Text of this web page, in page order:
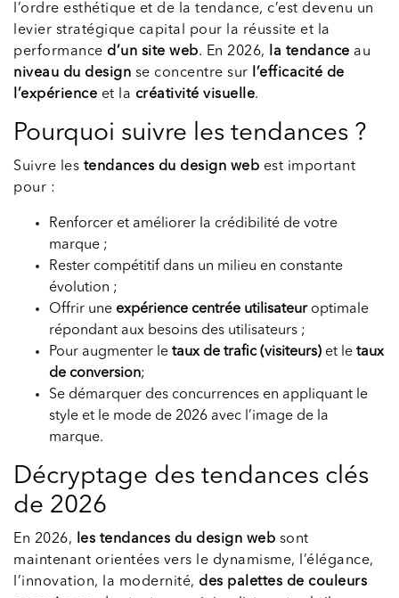
l’ordre esthétique et de la tendance, c’est devenu un
levier stratégique capital pour la réussite et la
performance d’un site web. En 2026, la tendance au
niveau du design se concentre sur
l’efficacité de
l’expérience et la créativité visuelle.
Pourquoi suivre les tendances ?
Suivre les tendances du design web est important
pour :
Renforcer et améliorer la crédibilité de votre
marque ;
Rester compétitif dans un milieu en constante
évolution ;
Offrir une expérience centrée utilisateuroptimale
répondant aux besoins des utilisateurs ;
Pour augmenter le taux de trafic (visiteurs) et le taux
de conversion;
Se démarquer des concurrences en appliquant le
style et le mode de 2026 avec l’image de la
marque.
Décryptage des tendances clés
de 2026
En 2026, les tendances du design web sont
maintenant orientées vers le dynamisme, l’élégance,
l’innovation, la modernité, des palettes de couleurs